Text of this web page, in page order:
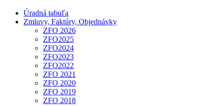
Úradná tabuľa
Zmluvy, Faktúry, Objednávky
ZFO 2026
ZFO2025
ZFO2024
ZFO2023
ZFO2022
ZFO 2021
ZFO 2020
ZFO 2019
ZFO 2018